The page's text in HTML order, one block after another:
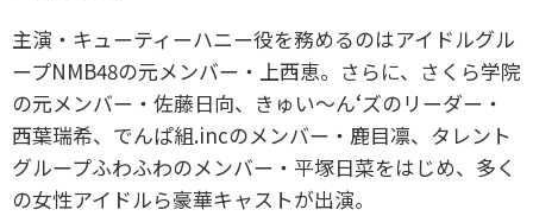
主演・キューティーハニー役を務めるのはアイドルグル
ープNMB48の元メンバー・上西恵。さらに、さくら学院
の元メンバー・佐藤日向、きゅい〜ん‘ズのリーダー・
西葉瑞希、でんぱ組.incのメンバー・鹿目凛、タレント
グループふわふわのメンバー・平塚日菜をはじめ、多く
の女性アイドルら豪華キャストが出演。